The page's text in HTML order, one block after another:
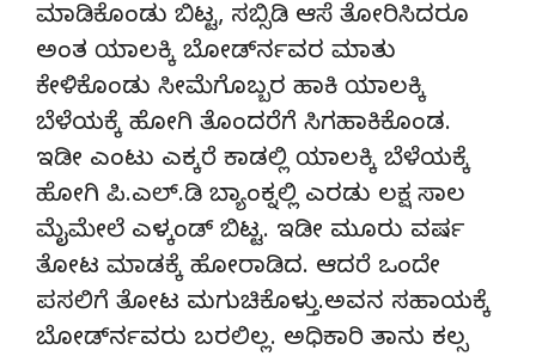
ಮಾಡಿಕೊಂಡು ಬಿಟ್ಟ, ಸಬ್ಸಿಡಿ ಆಸೆ ತೋರಿಸಿದರೂ
ಅಂತ ಯಾಲಕ್ಕಿ ಬೋರ್ಡ್‍ನವರ ಮಾತು
ಕೇಳಿಕೊಂಡು ಸೀಮೆಗೊಬ್ಬರ ಹಾಕಿ ಯಾಲಕ್ಕಿ
ಬೆಳೆಯಕ್ಕೆ ಹೋಗಿ ತೊಂದರೆಗೆ ಸಿಗಹಾಕಿಕೊಂಡ.
ಇಡೀ ಎಂಟು ಎಕ್ಕರೆ ಕಾಡಲ್ಲಿ ಯಾಲಕ್ಕಿ ಬೆಳೆಯಕ್ಕೆ
ಹೋಗಿ ಪಿ.ಎಲ್.ಡಿ ಬ್ಯಾಂಕ್ನಲ್ಲಿ ಎರಡು ಲಕ್ಷ ಸಾಲ
ಮೈಮೇಲೆ ಎಳ್ಕಂಡ್ ಬಿಟ್ಟ. ಇಡೀ ಮೂರು ವರ್ಷ
ತೋಟ ಮಾಡಕ್ಕೆ ಹೋರಾಡಿದ. ಆದರೆ ಒಂದೇ
ಪಸಲಿಗೆ ತೋಟ ಮಗುಚಿಕೊಳ್ತು.ಅವನ ಸಹಾಯಕ್ಕೆ
ಬೋರ್ಡ್‍ನವರು ಬರಲಿಲ್ಲ. ಅಧಿಕಾರಿ ತಾನು ಕಲ್ಸ